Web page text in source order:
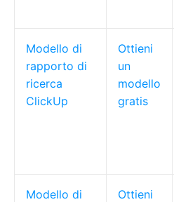
Modello di
rapporto di
ricerca
ClickUp
Ottieni
un
modello
gratis
Modello di
Ottieni